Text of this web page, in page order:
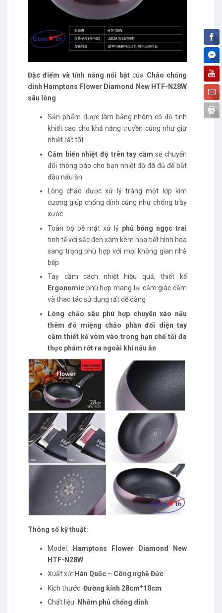
Đặc điểm và tính năng nổi bậtcủa Chảo chống
dính Hamptons Flower Diamond New HTF-N28W
sâu lòng
Sản phẩm được làm bằng nhôm có độ tinh
khiết cao cho khả năng truyền cũng như giữ
nhiệt rất tốt
Cảm biến nhiệt độ trên tay cầm sẽ chuyển
đổi thông báo cho bạn nhiệt độ đã đủ để bắt
đầu nấu ăn
Lòng chảo được xử lý tráng một lớp kim
cương giúp chống dính cũng như chống trầy
xước
Toàn bộ bề mặt xử lýphủ bóng ngọc trai
tinh tế với sắc đen xám kèm họa tiết hình hoa
sang trọng phù hợp với mọi không gian nhà
bếp
Tay cầm cách nhiệt hiệu quả, thiết kế
Ergonomic phù hợp mang lại cảm giác cầm
và thao tác sử dụng rất dễ dàng
Lòng chảo sâu phù hợp chuyên xào nấu
thêm đó miệng chảo phần đối diện tay
cầm thiết kế vòm vào trong hạn chế tối đa
thực phẩm rớt ra ngoài khi nấu ăn
Thông số kỹ thuật:
Model: Hamptons Flower Diamond New
HTF-N28W
Xuất xứ: Hàn Quốc – Công nghệ Đức
Kích thước: Đường kính 28cm*10cm
Chất liệu: Nhôm phủ chống dính